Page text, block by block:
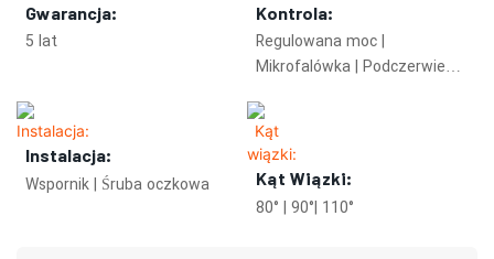
Gwarancja:
5 lat
Kontrola:
Regulowana moc |
Mikrofalówka | Podczerwień |
Instalacja:
Wspornik | Śruba oczkowa Kąt Wiązki:
80° | 90°| 110°